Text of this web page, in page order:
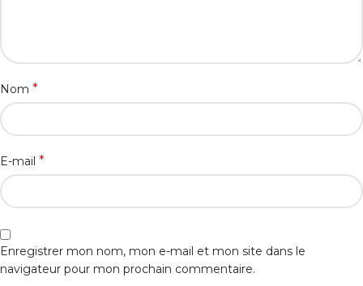
Nom *
E-mail *
Enregistrer mon nom, mon e-mail et mon site dans le
navigateur pour mon prochain commentaire.